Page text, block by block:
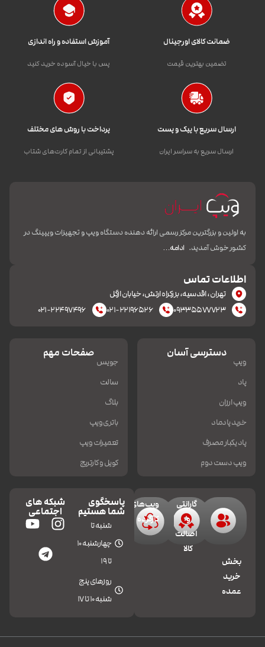
ضمانت کالای اورجینال
تضمین بهترین قیمت
آموزش استفاده و راه اندازی
پس با خیال آسوده خرید کنید
ارسال سریع با پیک و پست
ارسال سریع به سراسر ایران
پرداخت با روش های مختلف
پشتیبانی از تمام کارت‌های شتاب
به اولین و بزرگترین مرکز رسمی ارائه دهنده دستگاه ویپ و تجهیزات ویپینگ در
کشور خوش آمدید. ادامه…
اطلاعات تماس
تهران، اقدسیه، بزرکراه ارتش، خیابان ازگل
۰۹۳۳۵۵۷۷۷۲۳
۰۲۱-۲۲۱۹۶۵۲۶ ۰۲۱-۲۲۴۹۷۴۹۶
دسترسی آسان
ویپ
پاد
ویپ ارزان
خرید پادماد
پاد یکبار مصرف
ویپ دست دوم
صفحات مهم
جویس
سالت
بلاگ
باتری ویپ
تعمیرات ویپ
کویل و کارتریج
بخش
خرید
عمده
گارانتی
و
اصالت
کالا
ویپ‌های
کارکرده
پاسخگوی
شما هستیم
شنبه تا
چهارشنبه 10
تا 19
روزهای پنج
شنبه 10 تا 17
شبکه های
اجتماعی